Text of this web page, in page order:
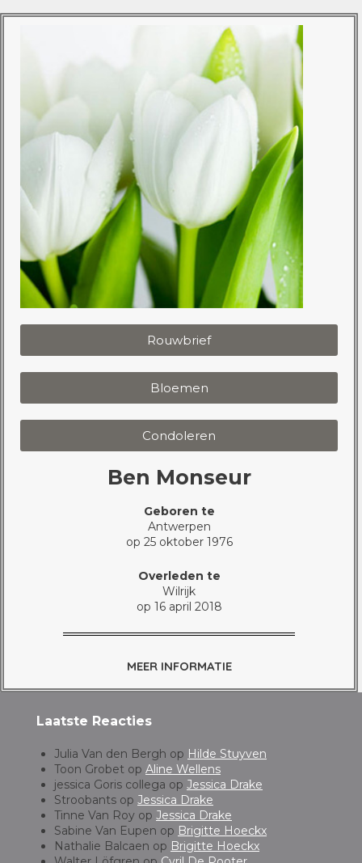
Rouwbrief
Bloemen
Condoleren
Ben Monseur
Geboren te
Antwerpen
op 25 oktober 1976
Overleden te
Wilrijk
op 16 april 2018
MEER INFORMATIE
Laatste Reacties
Julia Van den Bergh op Hilde Stuyven
Toon Grobet op Aline Wellens
jessica Goris collega op Jessica Drake
Stroobants op Jessica Drake
Tinne Van Roy op Jessica Drake
Sabine Van Eupen op Brigitte Hoeckx
Nathalie Balcaen op Brigitte Hoeckx